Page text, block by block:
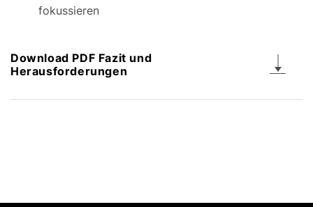
fokussieren
Download PDF Fazit und
Herausforderungen